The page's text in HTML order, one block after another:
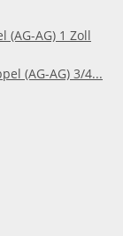
AG) 1 Zoll